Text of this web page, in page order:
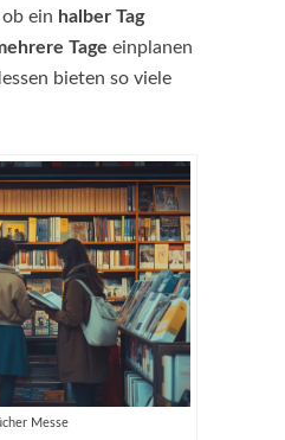
ein halber Tag
Tage einplanen
bieten so viele
Messe